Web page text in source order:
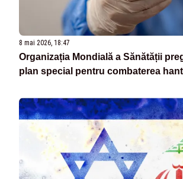
8 mai 2026, 18:47
Organizația Mondială a Sănătății
plan special pentru combaterea